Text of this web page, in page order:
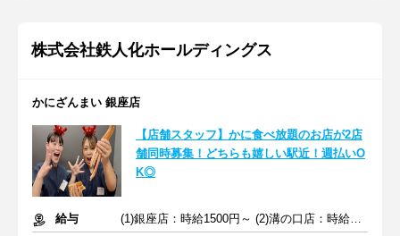
株式会社鉄人化ホールディングス
かにざんまい 銀座店
【店舗スタッフ】かに食べ放題のお店が2店
舗同時募集！どちらも嬉しい駅近！週払いO
K◎
給与
(1)銀座店：時給1500円～ (2)溝の口店：時給1300円～